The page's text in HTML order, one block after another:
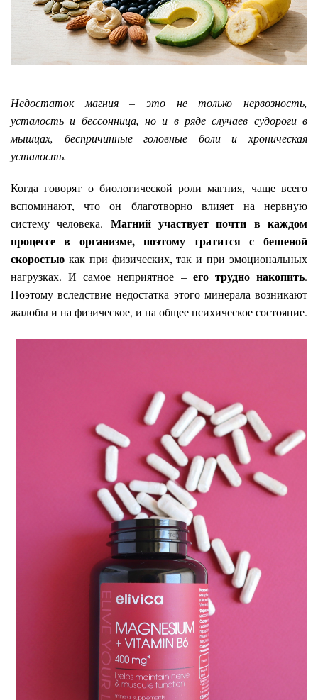
Недостаток магния – это не только нервозность,
усталость и бессонница, но и в ряде случаев судороги в
мышцах, беспричинные головные боли и хроническая
усталость.
Когда говорят о биологической роли магния, чаще всего
вспоминают, что он благотворно влияет на нервную
систему человека. Магний участвует почти в каждом
процессе в организме, поэтому тратится с бешеной
скоростью как при физических, так и при эмоциональных
нагрузках. И самое неприятное – его трудно накопить.
Поэтому вследствие недостатка этого минерала возникают
жалобы и на физическое, и на общее психическое состояние.